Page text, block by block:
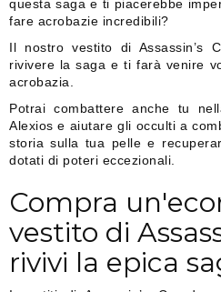
questa saga e ti piacerebbe
fare acrobazie incredibili?
Il nostro vestito di Assassin’s
rivivere la saga e ti farà venire
acrobazia.
Potrai combattere anche tu
Alexios e aiutare gli occulti a
storia sulla tua pelle e
dotati di poteri eccezionali.
Compra
vestito di
rivivi la epica